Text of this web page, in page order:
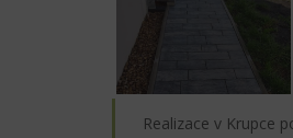
Realizace v Krupce